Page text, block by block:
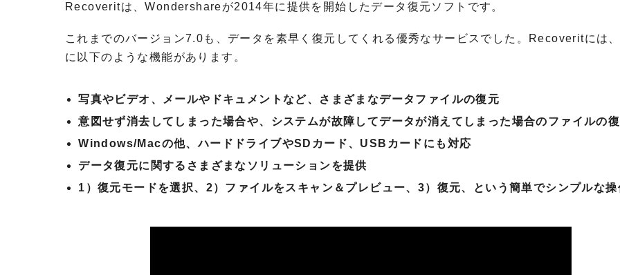
Recoveritは、Wondershareが2014年に提供を開始したデータ復元ソフトです。
これまでのバージョン7.0も、データを素早く復元してくれる優秀なサービスでした。Recoveritには
に以下のような機能があります。
写真やビデオ、メールやドキュメントなど、さまざまなデータファイルの復元
意図せず消去してしまった場合や、システムが故障してデータが消えてしまった場合のファイルの
Windows/Macの他、ハードドライブやSDカード、USBカードにも対応
データ復元に関するさまざまなソリューションを提供
1）復元モードを選択、2）ファイルをスキャン＆プレビュー、3）復元、という簡単でシンプルな操